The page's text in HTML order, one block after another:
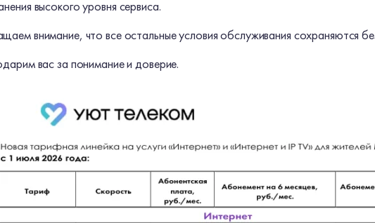
высокого уровня сервиса.
внимание, что все остальные условия обслуживания сохраняются
вас за понимание и доверие.